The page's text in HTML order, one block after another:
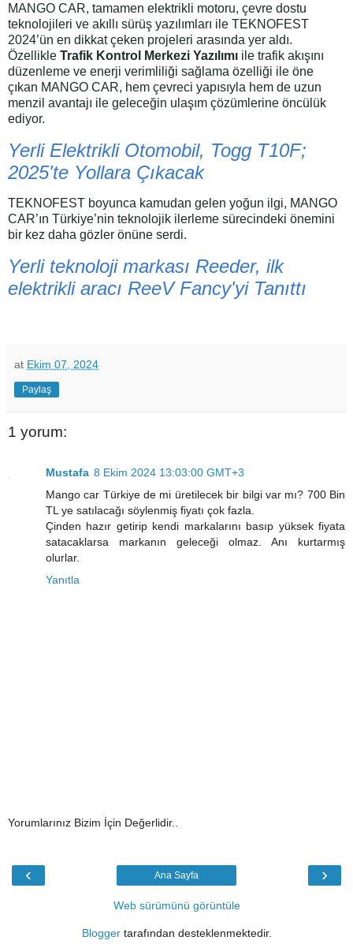
MANGO CAR, tamamen elektrikli motoru, çevre dostu
teknolojileri ve akıllı sürüş yazılımları ile TEKNOFEST
2024’ün en dikkat çeken projeleri arasında yer aldı.
Özellikle Trafik Kontrol Merkezi Yazılımı ile trafik akışını
düzenleme ve enerji verimliliği sağlama özelliği ile öne
çıkan MANGO CAR, hem çevreci yapısıyla hem de uzun
menzil avantajı ile geleceğin ulaşım çözümlerine öncülük
ediyor.
Yerli Elektrikli Otomobil, Togg T10F;
2025'te Yollara Çıkacak
TEKNOFEST boyunca kamudan gelen yoğun ilgi, MANGO
CAR’ın Türkiye’nin teknolojik ilerleme sürecindeki önemini
bir kez daha gözler önüne serdi.
Yerli teknoloji markası Reeder, ilk
elektrikli aracı ReeV Fancy'yi Tanıttı
at Ekim 07, 2024
Paylaş
1 yorum:
Mustafa 8 Ekim 2024 13:03:00 GMT+3
Mango car Türkiye de mi üretilecek bir bilgi var mı? 700 Bin
TL ye satılacağı söylenmiş fiyatı çok fazla.
Çinden hazır getirip kendi markalarını basıp yüksek fiyata
satacaklarsa markanın geleceği olmaz. Anı kurtarmış
olurlar.
Yanıtla
Yorumlarınız Bizim İçin Değerlidir..
‹ ›
Ana Sayfa
Web sürümünü görüntüle
Bloggertarafından desteklenmektedir.